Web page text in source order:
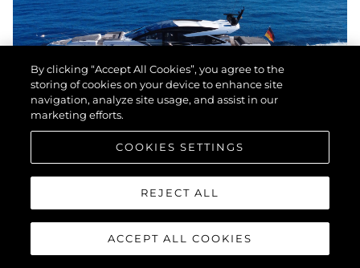
SUNSEEKER PREDATOR 74
XPS
By clicking “Accept All Cookies”, you agree to the
storing of cookies on your device to enhance site
navigation, analyze site usage, and assist in our
marketing efforts.
COOKIES SETTINGS
REJECT ALL
ACCEPT ALL COOKIES